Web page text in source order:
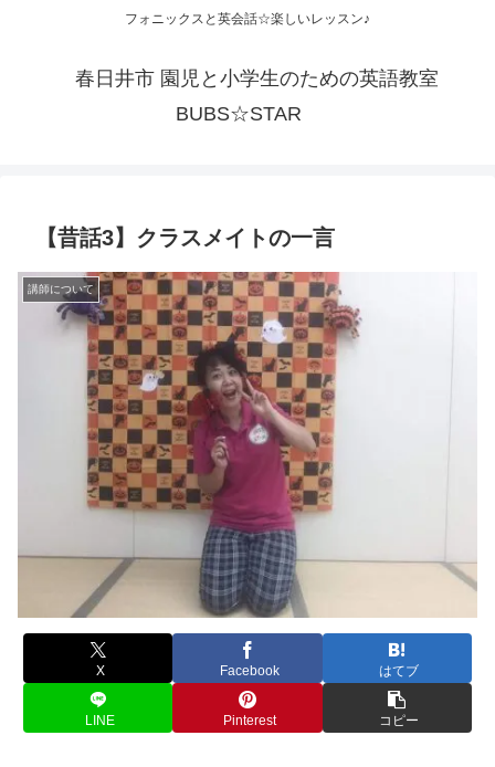
フォニックスと英会話☆楽しいレッスン♪
春日井市 園児と小学生のための英語教室
BUBS☆STAR
【昔話3】クラスメイトの一言
講師について
X Facebook はてブ
LINE Pinterest コピー